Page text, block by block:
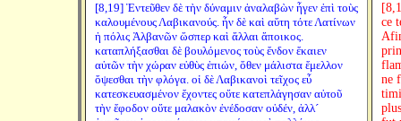
[8,19] Ἐντεῦθεν δὲ τὴν δύναμιν ἀναλαβὼν ἦγεν ἐπὶ τοὺς
καλουμένους Λαβικανούς. ἦν δὲ καὶ αὕτη τότε Λατίνων
ἡ πόλις Ἀλβανῶν ὥσπερ καὶ ἄλλαι ἄποικος.
καταπλήξασθαι δὲ βουλόμενος τοὺς ἔνδον ἔκαιεν
αὐτῶν τὴν χώραν εὐθὺς ἐπιών, ὅθεν μάλιστα ἔμελλον
ὄψεσθαι τὴν φλόγα. οἱ δὲ Λαβικανοὶ τεῖχος εὖ
κατεσκευασμένον ἔχοντες οὔτε κατεπλάγησαν αὐτοῦ
τὴν ἔφοδον οὔτε μαλακὸν ἐνέδοσαν οὐδέν, ἀλλ´
ce
ne